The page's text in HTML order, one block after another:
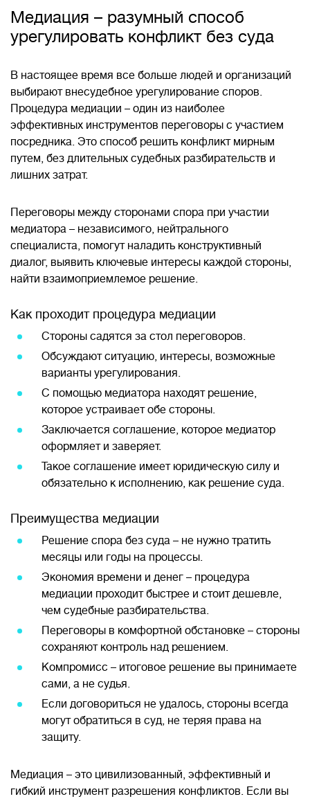
Медиация – разумный способ
урегулировать конфликт без суда
В настоящее время все больше людей и организаций
выбирают внесудебное урегулирование споров.
Процедура медиации – один из наиболее
эффективных инструментов переговоры с участием
посредника. Это способ решить конфликт мирным
путем, без длительных судебных разбирательств и
лишних затрат.
Переговоры между сторонами спора при участии
медиатора – независимого, нейтрального
специалиста, помогут наладить конструктивный
диалог, выявить ключевые интересы каждой стороны,
найти взаимоприемлемое решение.
Как проходит процедура медиации
Стороны садятся за стол переговоров.
Обсуждают ситуацию, интересы, возможные
варианты урегулирования.
С помощью медиатора находят решение,
которое устраивает обе стороны.
Заключается соглашение, которое медиатор
оформляет и заверяет.
Такое соглашение имеет юридическую силу и
обязательно к исполнению, как решение суда.
Преимущества медиации
Решение спора без суда – не нужно тратить
месяцы или годы на процессы.
Экономия времени и денег – процедура
медиации проходит быстрее и стоит дешевле,
чем судебные разбирательства.
Переговоры в комфортной обстановке – стороны
сохраняют контроль над решением.
Компромисс – итоговое решение вы принимаете
сами, а не судья.
Если договориться не удалось, стороны всегда
могут обратиться в суд, не теряя права на
защиту.
Медиация – это цивилизованный, эффективный и
гибкий инструмент разрешения конфликтов. Если вы